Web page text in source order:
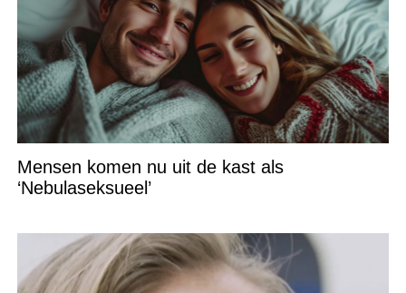
Mensen komen nu uit de kast als
‘Nebulaseksueel’